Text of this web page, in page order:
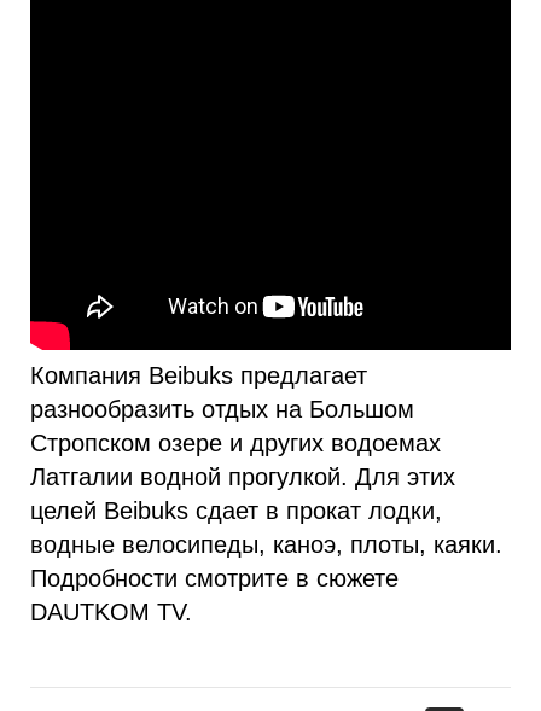
Компания Beibuks предлагает
разнообразить отдых на Большом
Стропском озере и других водоемах
Латгалии водной прогулкой. Для этих
целей Beibuks сдает в прокат лодки,
водные велосипеды, каноэ, плоты, каяки.
Подробности смотрите в сюжете
DAUTKOM TV.